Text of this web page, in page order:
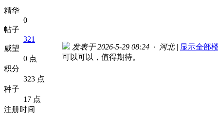
精华
0
帖子
321
威望
0 点
积分
323 点
种子
17 点
注册时间
发表于 2026-5-29 08:24 · 河北 | 显示全部
可以可以，值得期待。